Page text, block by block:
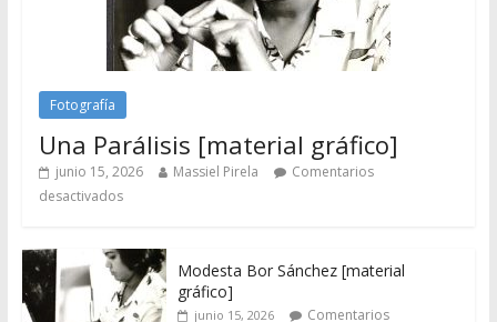
Fotografía
Una Parálisis [material gráfico]
junio 15, 2026 Massiel Pirela
Comentarios
desactivados
Modesta Bor Sánchez [material
gráfico]
junio 15, 2026
Comentarios